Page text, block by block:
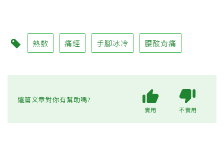
熱敷 痛經 手腳冰冷 腰酸背痛
這篇文章對你有幫助嗎?
實用 不實用